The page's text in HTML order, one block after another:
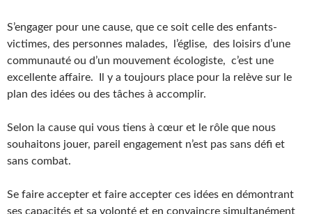
S’engager pour une cause, que ce soit celle des enfants-
victimes, des personnes malades, l’église, des loisirs d’une
communauté ou d’un mouvement écologiste, c’est une
excellente affaire. Il y a toujours place pour la relève sur le
plan des idées ou des tâches à accomplir.
Selon la cause qui vous tiens à cœur et le rôle que nous
souhaitons jouer, pareil engagement n’est pas sans défi et
sans combat.
Se faire accepter et faire accepter ces idées en démontrant
ses capacités et sa volonté et en convaincre simultanément